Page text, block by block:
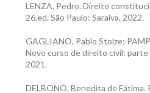
LENZA, Pedro. Direito
26.ed. São Paulo: Saraiva, 2022.
GAGLIANO, Pablo Stolze;
Novo curso de direito civil: parte
2021.
DELBONO, Benedita de Fátima.